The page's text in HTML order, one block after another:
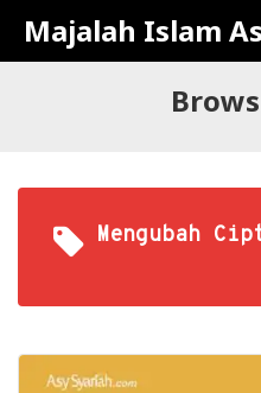
Majalah Islam
Mengubah